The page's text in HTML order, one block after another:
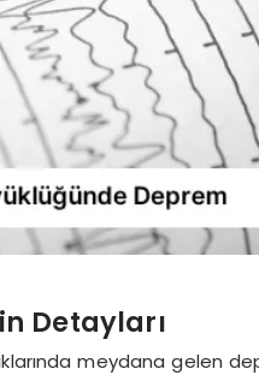
Detayları
meydana gelen